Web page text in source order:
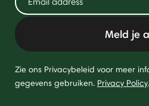
Meld je
Zie ons Privacybeleid voor meer
gegevens gebruiken. Privacy Policy.